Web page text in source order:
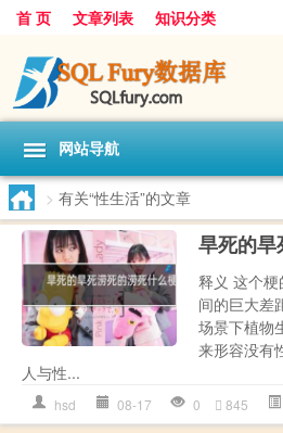
首 页 文章列表 知识分类
网站导航
> 有关“性生活”的文章
旱死的
释义 这个
间的巨大差
场景下植物
来形容没有
人与性...
hsd 08-17 0 845